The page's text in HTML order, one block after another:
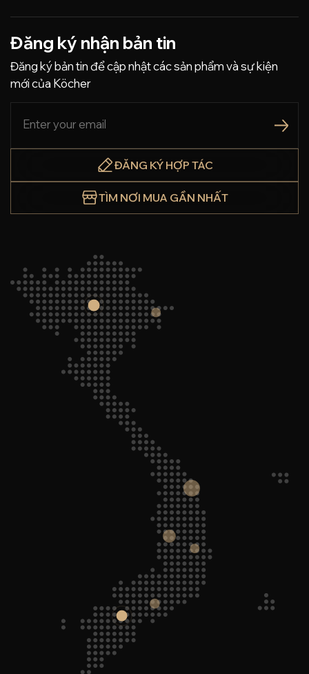
Đăng ký nhận bản tin
Đăng ký bản tin để cập nhật các sản phẩm và sự kiện
mới của Köcher
ĐĂNG KÝ HỢP TÁC
TÌM NƠI MUA GẦN NHẤT